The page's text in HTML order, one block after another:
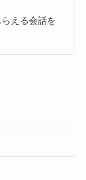
える会話を